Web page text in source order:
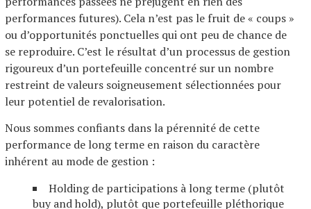
performances futures). Cela n’est pas le fruit de « coups »
ou d’opportunités ponctuelles qui ont peu de chance de
se reproduire. C’est le résultat d’un processus de gestion
rigoureux d’un portefeuille concentré sur un nombre
restreint de valeurs soigneusement sélectionnées pour
leur potentiel de revalorisation.
Nous sommes confiants dans la pérennité de cette
performance de long terme en raison du caractère
inhérent au mode de gestion :
Holding de participations à long terme (plutôt
buy and hold), plutôt que portefeuille pléthorique